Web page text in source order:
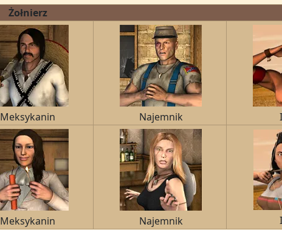
Żołnierz
Meksykanin Najemnik
Meksykanin Najemnik